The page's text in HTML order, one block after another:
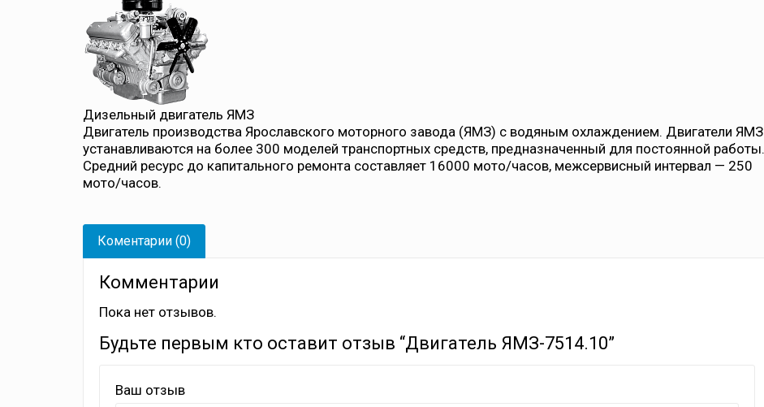
Дизельный двигатель ЯМЗ
Двигатель производства Ярославского моторного завода (ЯМЗ) с водяным охлаждением. Двигатели ЯМЗ
устанавливаются на более 300 моделей транспортных средств, предназначенный для постоянной работы.
Средний ресурс до капитального ремонта составляет 16000 мото/часов, межсервисный интервал — 250
мото/часов.
Коментарии (0)
Комментарии
Пока нет отзывов.
Будьте первым кто оставит отзыв “Двигатель ЯМЗ-7514.10”
Ваш отзыв